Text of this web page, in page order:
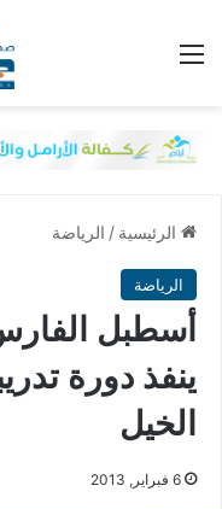
الرئيسية / الرياضة
الرياضة
أسطبل
ينفذ دورة
الخيل
6 فبراير, 2013